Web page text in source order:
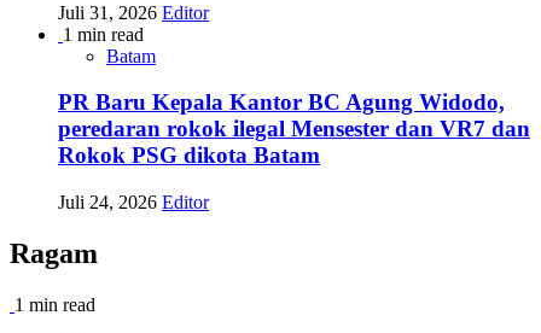
Juli 31, 2026 Editor
1 min read
Batam
PR Baru Kepala Kantor BC Agung Widodo,
peredaran rokok ilegal Mensester dan VR7 dan
Rokok PSG dikota Batam
Juli 24, 2026 Editor
Ragam
1 min read